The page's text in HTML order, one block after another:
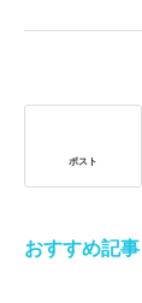
ポスト
おすすめ記事